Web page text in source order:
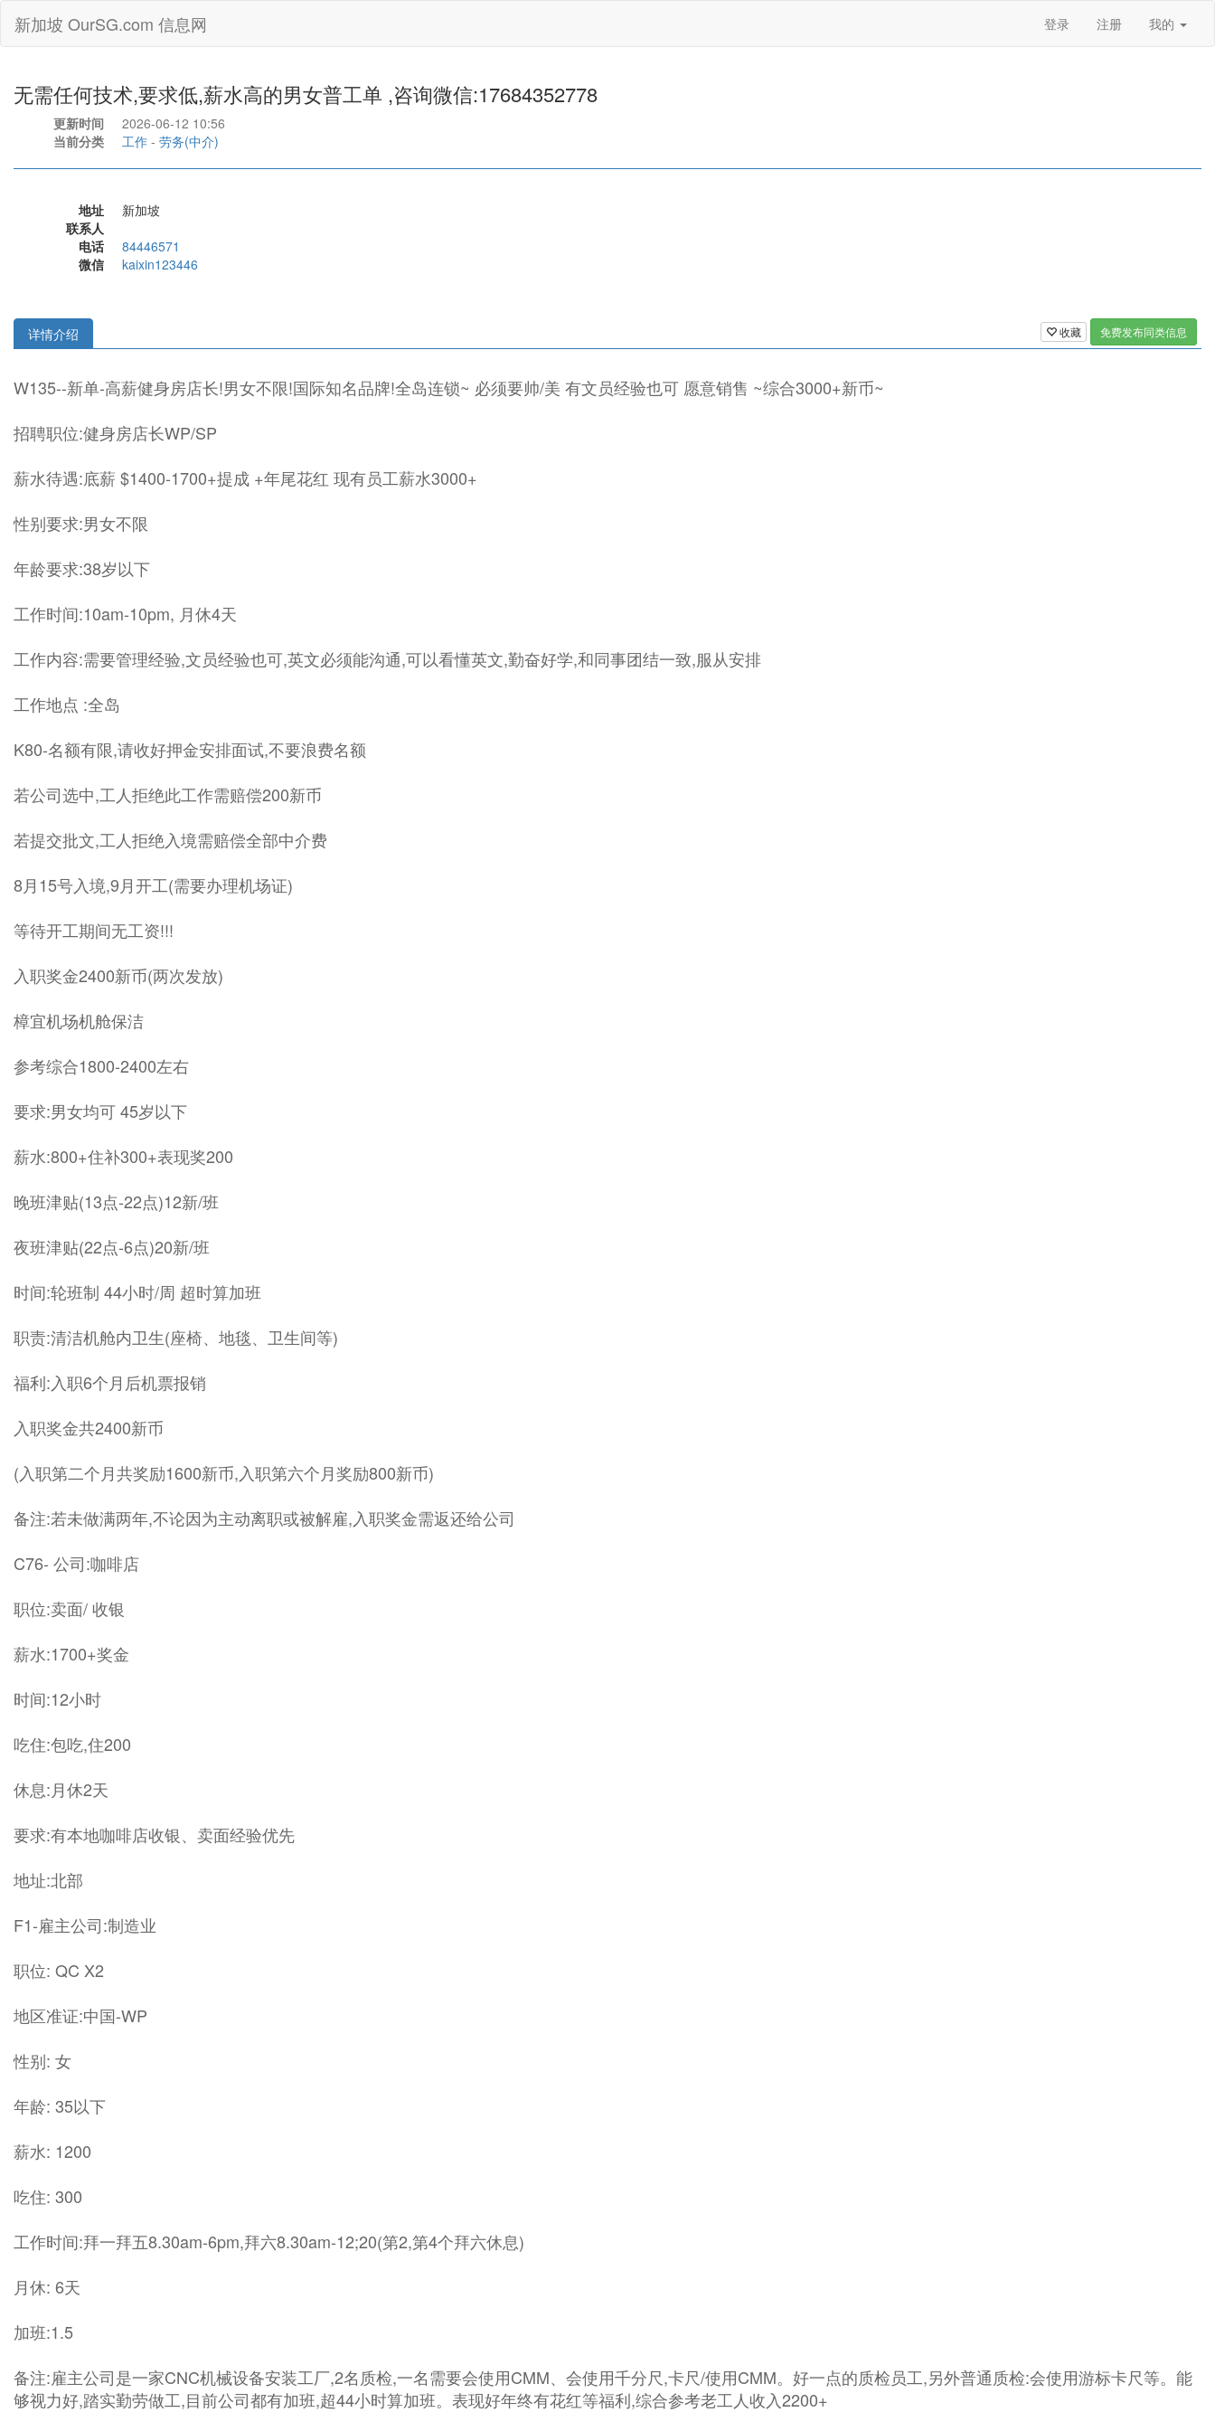
新加坡 OurSG.com 信息网 登录 注册 我的
无需任何技术,要求低,薪水高的男女普工单 ,咨询微信:17684352778
更新时间
2026-06-12 10:56
当前分类
工作 - 劳务(中介)
地址
新加坡
联系人
电话
84446571
微信
kaixin123446
收藏 免费发布同类信息
详情介绍
W135--新单-高薪健身房店长!男女不限!国际知名品牌!全岛连锁~ 必须要帅/美 有文员经验也可 愿意销售 ~综合3000+新币~
招聘职位:健身房店长WP/SP
薪水待遇:底薪 $1400-1700+提成 +年尾花红 现有员工薪水3000+
性别要求:男女不限
年龄要求:38岁以下
工作时间:10am-10pm, 月休4天
工作内容:需要管理经验,文员经验也可,英文必须能沟通,可以看懂英文,勤奋好学,和同事团结一致,服从安排
工作地点 :全岛
K80-名额有限,请收好押金安排面试,不要浪费名额
若公司选中,工人拒绝此工作需赔偿200新币
若提交批文,工人拒绝入境需赔偿全部中介费
8月15号入境,9月开工(需要办理机场证)
等待开工期间无工资!!!
入职奖金2400新币(两次发放)
樟宜机场机舱保洁
参考综合1800-2400左右
要求:男女均可 45岁以下
薪水:800+住补300+表现奖200
晚班津贴(13点-22点)12新/班
夜班津贴(22点-6点)20新/班
时间:轮班制 44小时/周 超时算加班
职责:清洁机舱内卫生(座椅、地毯、卫生间等)
福利:入职6个月后机票报销
入职奖金共2400新币
(入职第二个月共奖励1600新币,入职第六个月奖励800新币)
备注:若未做满两年,不论因为主动离职或被解雇,入职奖金需返还给公司
C76- 公司:咖啡店
职位:卖面/ 收银
薪水:1700+奖金
时间:12小时
吃住:包吃,住200
休息:月休2天
要求:有本地咖啡店收银、卖面经验优先
地址:北部
F1-雇主公司:制造业
职位: QC X2
地区准证:中国-WP
性别: 女
年龄: 35以下
薪水: 1200
吃住: 300
工作时间:拜一拜五8.30am-6pm,拜六8.30am-12;20(第2,第4个拜六休息)
月休: 6天
加班:1.5
备注:雇主公司是一家CNC机械设备安装工厂,2名质检,一名需要会使用CMM、会使用千分尺,卡尺/使用CMM。好一点的质检员工,另外普通质检:会使用游标卡尺等。能
够视力好,踏实勤劳做工,目前公司都有加班,超44小时算加班。表现好年终有花红等福利,综合参考老工人收入2200+